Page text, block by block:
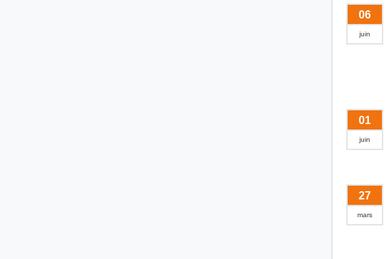
06
juin
01
juin
27
mars